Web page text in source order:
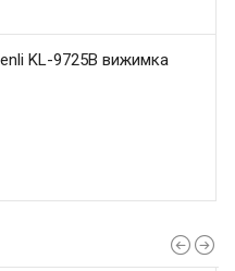
KL-9725B вижимка